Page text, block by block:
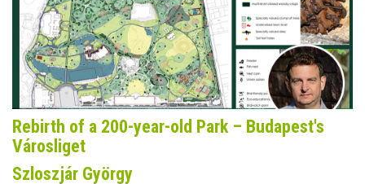
Rebirth of a 200-year-old Park – Budapest's
Városliget
Szloszjár György